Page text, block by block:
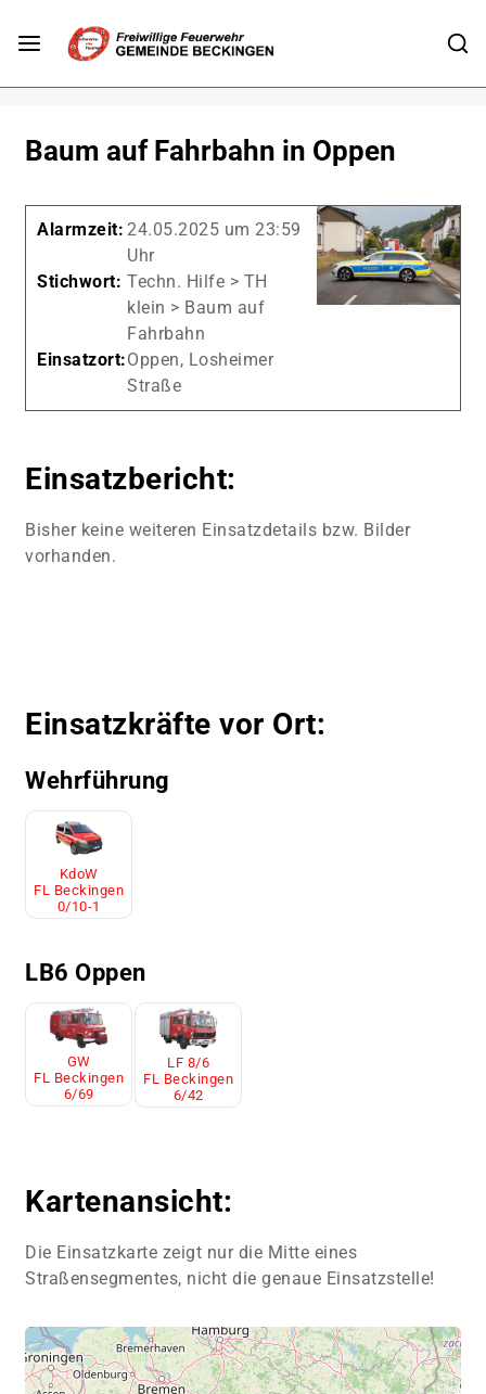
Baum auf Fahrbahn in Oppen
Alarmzeit: 24.05.2025 um 23:59
Uhr
Stichwort: Techn. Hilfe > TH
klein > Baum auf
Fahrbahn
Einsatzort:Oppen, Losheimer
Straße
Einsatzbericht:
Bisher keine weiteren Einsatzdetails bzw. Bilder
vorhanden.
Einsatzkräfte vor Ort:
Wehrführung
KdoW
FL Beckingen
0/10-1
LB6 Oppen
GW
FL Beckingen
6/69
LF 8/6
FL Beckingen
6/42
Kartenansicht:
Die Einsatzkarte zeigt nur die Mitte eines
Straßensegmentes, nicht die genaue Einsatzstelle!